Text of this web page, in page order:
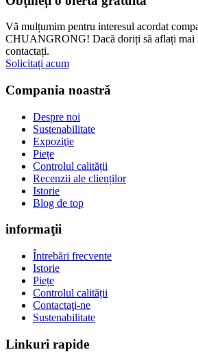
Vă mulțumim pentru interesul acordat
CHUANGRONG! Dacă doriți să aflați mai
contactați.
Solicitați acum
Compania noastră
Despre noi
Sustenabilitate
Expoziţie
Piețe
Controlul calității
Recenzii ale clienților
Istorie
Blog de top
informaţii
Întrebări frecvente
Istorie
Piețe
Controlul calității
Contactaţi-ne
Sustenabilitate
Linkuri rapide